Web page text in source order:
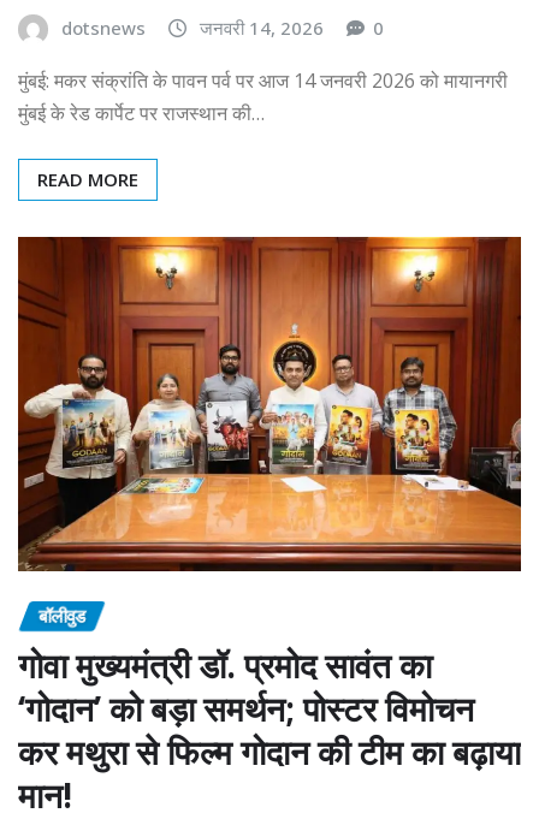
dotsnews जनवरी 14, 2026 0
मुंबई: मकर संक्रांति के पावन पर्व पर आज 14 जनवरी 2026 को मायानगरी
मुंबई के रेड कार्पेट पर राजस्थान की…
READ MORE
बॉलीवुड
गोवा मुख्यमंत्री डॉ. प्रमोद सावंत का
‘गोदान’ को बड़ा समर्थन; पोस्टर विमोचन
कर मथुरा से फिल्म गोदान की टीम का बढ़ाया
मान!